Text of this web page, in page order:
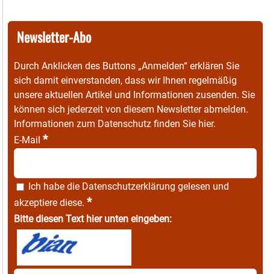
Newsletter-Abo
Durch Anklicken des Buttons „Anmelden“ erklären Sie
sich damit einverstanden, dass wir Ihnen regelmäßig
unsere aktuellen Artikel und Informationen zusenden. Sie
können sich jederzeit von diesem Newsletter abmelden.
Informationen zum Datenschutz finden Sie hier.
E-Mail *
Ich habe die Datenschutzerklärung gelesen und
akzeptiere diese. *
Bitte diesen Text hier unten eingeben: